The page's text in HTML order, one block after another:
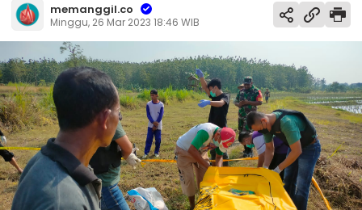
memanggil.co
Minggu, 26 Mar 2023 18:46 WIB